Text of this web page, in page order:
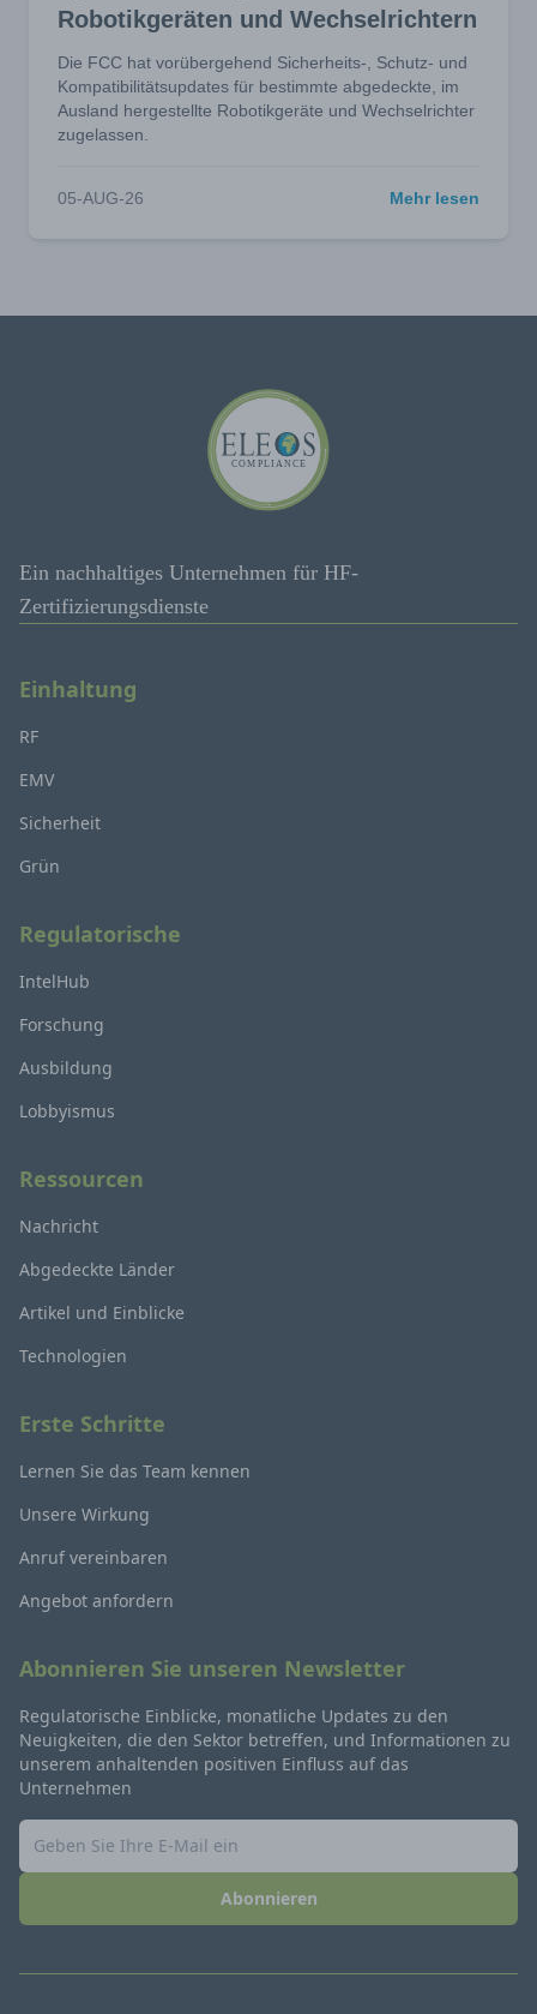
Robotikgeräten und Wechselrichtern
Die FCC hat vorübergehend Sicherheits-, Schutz- und
Kompatibilitätsupdates für bestimmte abgedeckte, im
Ausland hergestellte Robotikgeräte und Wechselrichter
zugelassen.
05-AUG-26 Mehr lesen
Ein nachhaltiges Unternehmen für HF-
Zertifizierungsdienste
Einhaltung
RF
EMV
Sicherheit
Grün
Regulatorische
IntelHub
Forschung
Ausbildung
Lobbyismus
Ressourcen
Nachricht
Abgedeckte Länder
Artikel und Einblicke
Technologien
Erste Schritte
Lernen Sie das Team kennen
Unsere Wirkung
Anruf vereinbaren
Angebot anfordern
Abonnieren Sie unseren Newsletter
Regulatorische Einblicke, monatliche Updates zu den
Neuigkeiten, die den Sektor betreffen, und Informationen zu
unserem anhaltenden positiven Einfluss auf das
Unternehmen
Abonnieren